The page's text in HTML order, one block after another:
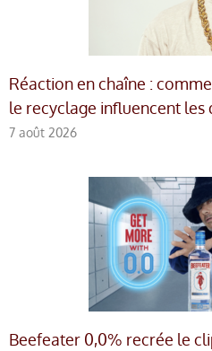
Réaction en chaîne :
le recyclage influencent
7 août 2026
Beefeater 0,0% recrée le